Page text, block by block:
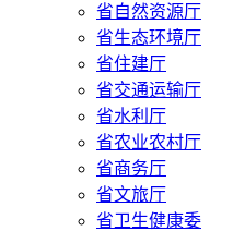
省自然资源厅
省生态环境厅
省住建厅
省交通运输厅
省水利厅
省农业农村厅
省商务厅
省文旅厅
省卫生健康委